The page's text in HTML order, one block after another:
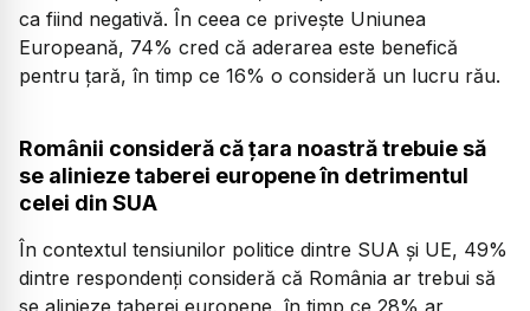
ca fiind negativă. În ceea ce privește Uniunea
Europeană, 74% cred că aderarea este benefică
pentru țară, în timp ce 16% o consideră un lucru rău.
Românii consideră că țara noastră trebuie să
se alinieze taberei europene în detrimentul
celei din SUA
În contextul tensiunilor politice dintre SUA și UE, 49%
dintre respondenți consideră că România ar trebui să